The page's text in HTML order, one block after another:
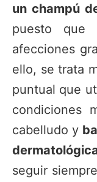
un champú
puesto que
afecciones
ello, se trata
puntual que
condiciones
cabelludo y
seguir